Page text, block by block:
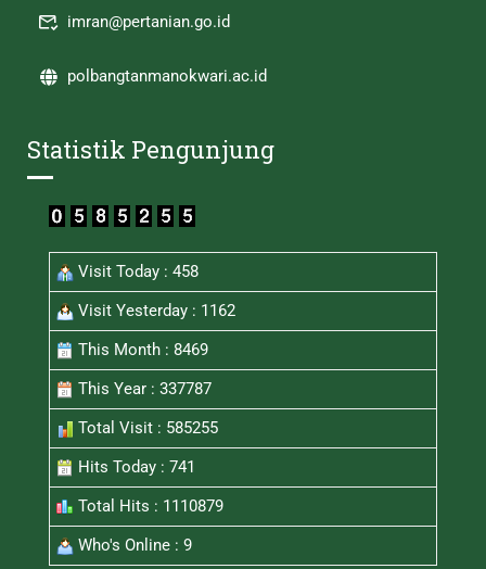
imran@pertanian.go.id
polbangtanmanokwari.ac.id
Statistik Pengunjung
Visit Today : 458
Visit Yesterday : 1162
This Month : 8469
This Year : 337787
Total Visit : 585255
Hits Today : 741
Total Hits : 1110879
Who's Online : 9